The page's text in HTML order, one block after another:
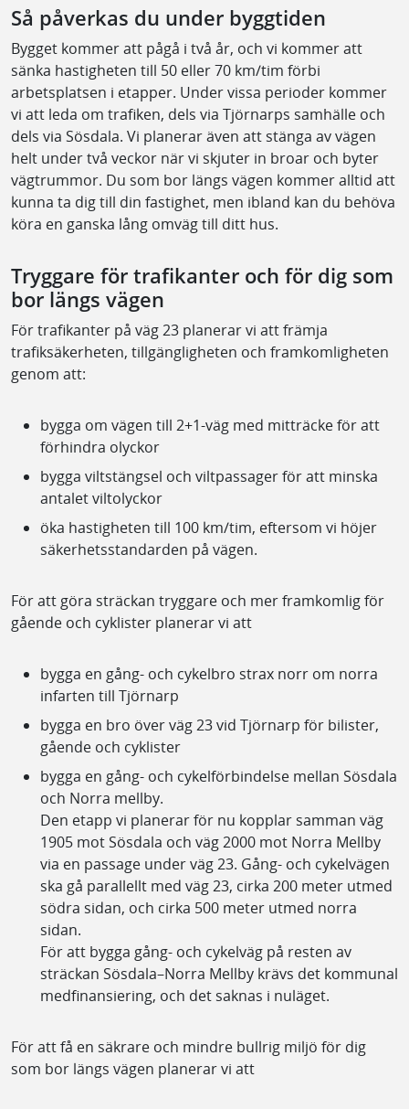
Så påverkas du under byggtiden
Bygget kommer att pågå i två år, och vi kommer att
sänka hastigheten till 50 eller 70 km/tim förbi
arbetsplatsen i etapper. Under vissa perioder kommer
vi att leda om trafiken, dels via Tjörnarps samhälle och
dels via Sösdala. Vi planerar även att stänga av vägen
helt under två veckor när vi skjuter in broar och byter
vägtrummor. Du som bor längs vägen kommer alltid att
kunna ta dig till din fastighet, men ibland kan du behöva
köra en ganska lång omväg till ditt hus.
Tryggare för trafikanter och för dig som
bor längs vägen
För trafikanter på väg 23 planerar vi att främja
trafiksäkerheten, tillgängligheten och framkomligheten
genom att:
bygga om vägen till 2+1-väg med mitträcke för att
förhindra olyckor
bygga viltstängsel och viltpassager för att minska
antalet viltolyckor
öka hastigheten till 100 km/tim, eftersom vi höjer
säkerhetsstandarden på vägen.
För att göra sträckan tryggare och mer framkomlig för
gående och cyklister planerar vi att
bygga en gång- och cykelbro strax norr om norra
infarten till Tjörnarp
bygga en bro över väg 23 vid Tjörnarp för bilister,
gående och cyklister
bygga en gång- och cykelförbindelse mellan Sösdala
och Norra mellby.
Den etapp vi planerar för nu kopplar samman väg
1905 mot Sösdala och väg 2000 mot Norra Mellby
via en passage under väg 23. Gång- och cykelvägen
ska gå parallellt med väg 23, cirka 200 meter utmed
södra sidan, och cirka 500 meter utmed norra
sidan.
För att bygga gång- och cykelväg på resten av
sträckan Sösdala–Norra Mellby krävs det kommunal
medfinansiering, och det saknas i nuläget.
För att få en säkrare och mindre bullrig miljö för dig
som bor längs vägen planerar vi att